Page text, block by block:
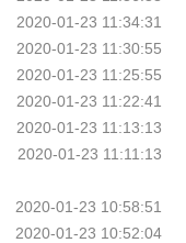
2020-01-23 11:34:31
2020-01-23 11:30:55
2020-01-23 11:25:55
2020-01-23 11:22:41
2020-01-23 11:13:13
2020-01-23 11:11:13
2020-01-23 10:58:51
2020-01-23 10:52:04